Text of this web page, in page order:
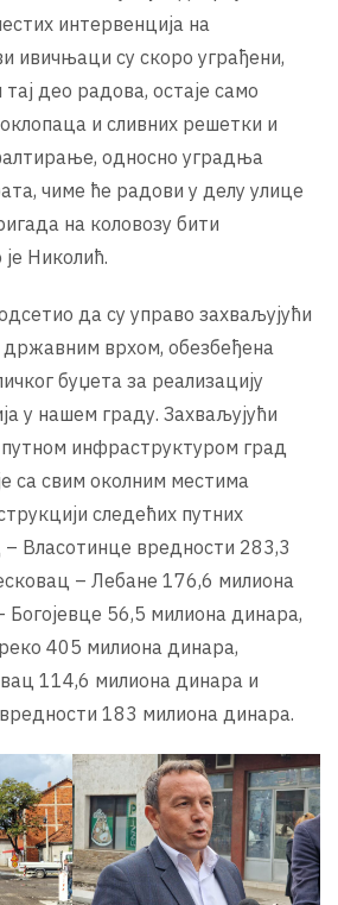
интервенција на
ивичњаци су скоро уграђени,
део радова, остаје само
и сливних решетки и
односно уградња
чиме ће радови у делу улице
на коловозу бити
Николић.
да су управо захваљујући
врхом, обезбеђена
буџета за реализацију
у нашем граду. Захваљујући
инфраструктуром град
са свим околним местима
следећих путних
Власотинце вредности 283,3
– Лебане 176,6 милиона
56,5 милиона динара,
405 милиона динара,
114,6 милиона динара и
183 милиона динара.